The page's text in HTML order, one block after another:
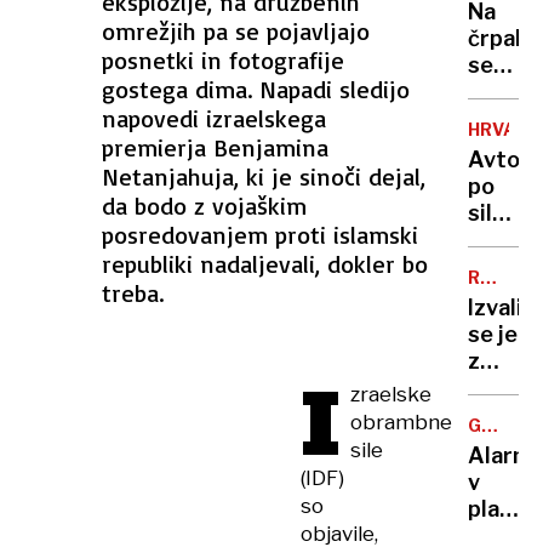
omrežjih pa se pojavljajo
posnetki in fotografije
gostega dima. Napadi sledijo
napovedi izraelskega
premierja Benjamina
Netanjahuja, ki je sinoči dejal,
da bodo z vojaškim
posredovanjem proti islamski
republiki nadaljevali, dokler bo
treba.
I zraelske
obrambne
sile
(IDF)
so
objavile,
Uefe
en
sam
list
DIZEL
Na
se
nam
obeta
goriva,
dizel
kar
12
centov
cenejši
Avto
po
trku
med
tudi
brez
izpita
MOTNJA
Izvalil
se je
z
dvema
a
se
tu
GORSKI
Alarm
v